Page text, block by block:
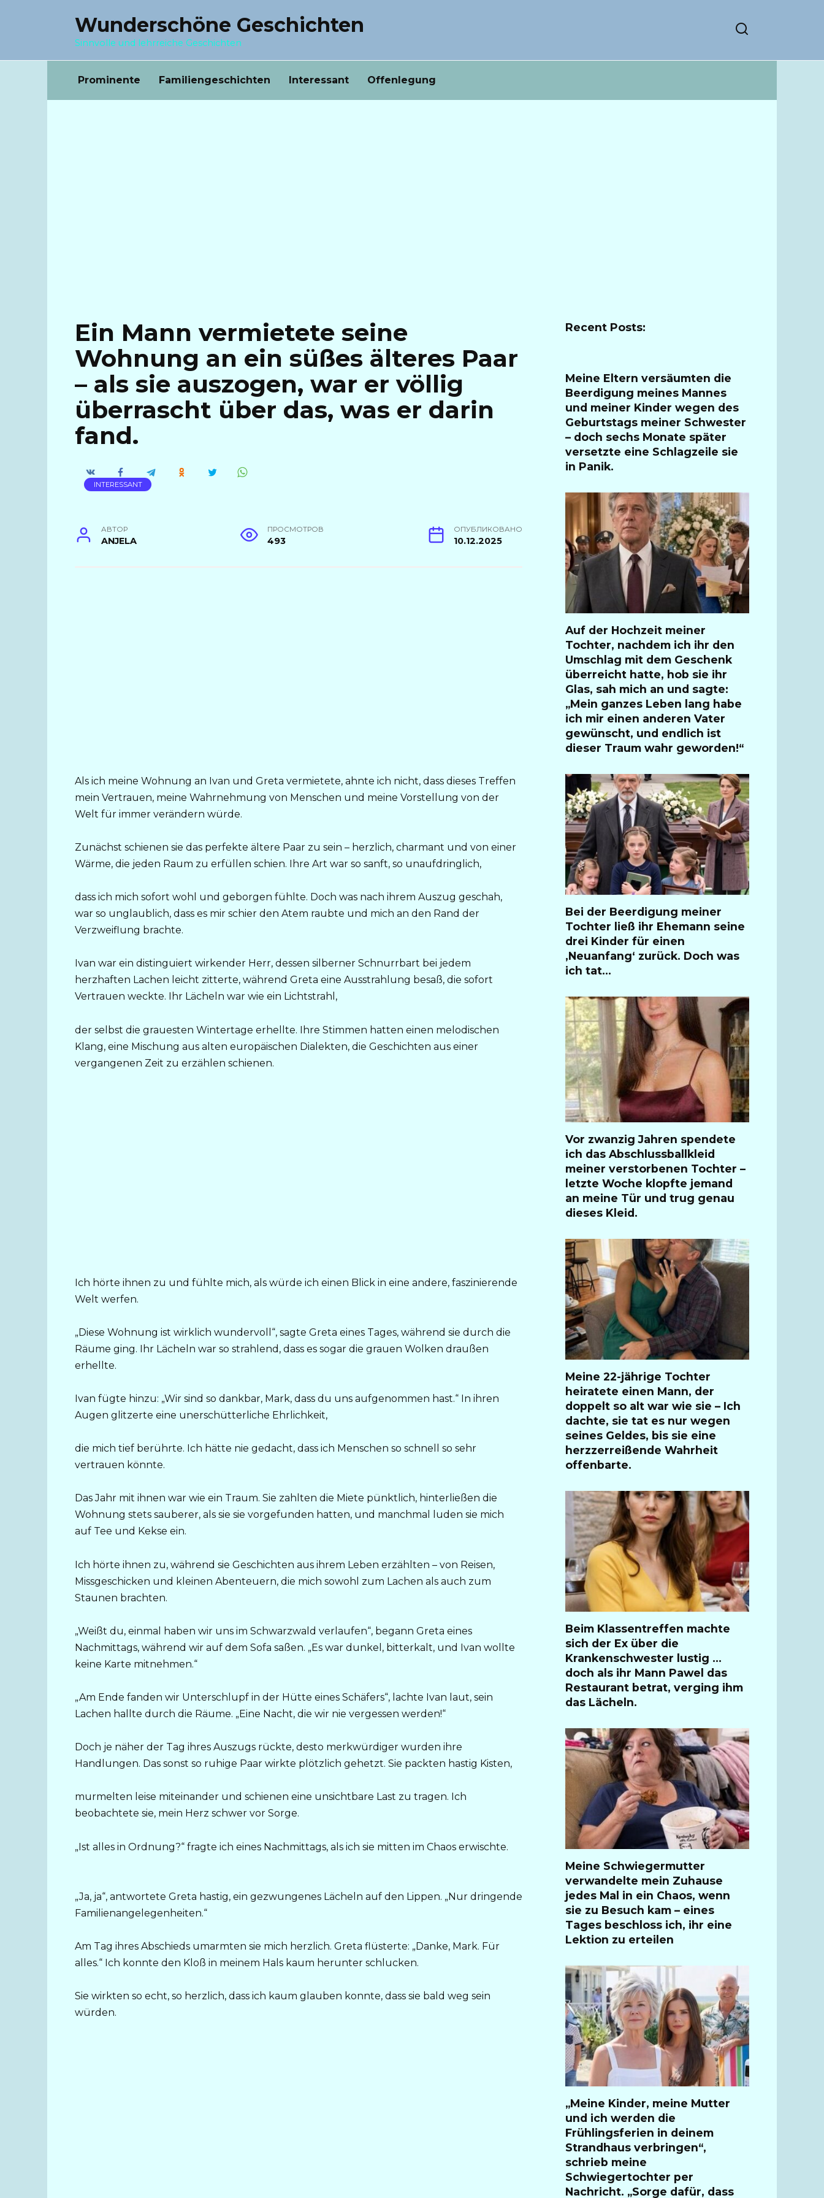
Wunderschöne Geschichten
Sinnvolle und lehrreiche Geschichten
Prominente Familiengeschichten Interessant Offenlegung
Ein Mann vermietete seine
Wohnung an ein süßes älteres Paar
– als sie auszogen, war er völlig
überrascht über das, was er darin
fand.
INTERESSANT
АВТОР
ANJELA
ПРОСМОТРОВ
493
ОПУБЛИКОВАНО
10.12.2025
Als ich meine Wohnung an Ivan und Greta vermietete, ahnte ich nicht, dass dieses Treffen
mein Vertrauen, meine Wahrnehmung von Menschen und meine Vorstellung von der
Welt für immer verändern würde.
Zunächst schienen sie das perfekte ältere Paar zu sein – herzlich, charmant und von einer
Wärme, die jeden Raum zu erfüllen schien. Ihre Art war so sanft, so unaufdringlich,
dass ich mich sofort wohl und geborgen fühlte. Doch was nach ihrem Auszug geschah,
war so unglaublich, dass es mir schier den Atem raubte und mich an den Rand der
Verzweiflung brachte.
Ivan war ein distinguiert wirkender Herr, dessen silberner Schnurrbart bei jedem
herzhaften Lachen leicht zitterte, während Greta eine Ausstrahlung besaß, die sofort
Vertrauen weckte. Ihr Lächeln war wie ein Lichtstrahl,
der selbst die grauesten Wintertage erhellte. Ihre Stimmen hatten einen melodischen
Klang, eine Mischung aus alten europäischen Dialekten, die Geschichten aus einer
vergangenen Zeit zu erzählen schienen.
Ich hörte ihnen zu und fühlte mich, als würde ich einen Blick in eine andere, faszinierende
Welt werfen.
„Diese Wohnung ist wirklich wundervoll“, sagte Greta eines Tages, während sie durch die
Räume ging. Ihr Lächeln war so strahlend, dass es sogar die grauen Wolken draußen
erhellte.
Ivan fügte hinzu: „Wir sind so dankbar, Mark, dass du uns aufgenommen hast.“ In ihren
Augen glitzerte eine unerschütterliche Ehrlichkeit,
die mich tief berührte. Ich hätte nie gedacht, dass ich Menschen so schnell so sehr
vertrauen könnte.
Das Jahr mit ihnen war wie ein Traum. Sie zahlten die Miete pünktlich, hinterließen die
Wohnung stets sauberer, als sie sie vorgefunden hatten, und manchmal luden sie mich
auf Tee und Kekse ein.
Ich hörte ihnen zu, während sie Geschichten aus ihrem Leben erzählten – von Reisen,
Missgeschicken und kleinen Abenteuern, die mich sowohl zum Lachen als auch zum
Staunen brachten.
„Weißt du, einmal haben wir uns im Schwarzwald verlaufen“, begann Greta eines
Nachmittags, während wir auf dem Sofa saßen. „Es war dunkel, bitterkalt, und Ivan wollte
keine Karte mitnehmen.“
„Am Ende fanden wir Unterschlupf in der Hütte eines Schäfers“, lachte Ivan laut, sein
Lachen hallte durch die Räume. „Eine Nacht, die wir nie vergessen werden!“
Doch je näher der Tag ihres Auszugs rückte, desto merkwürdiger wurden ihre
Handlungen. Das sonst so ruhige Paar wirkte plötzlich gehetzt. Sie packten hastig Kisten,
murmelten leise miteinander und schienen eine unsichtbare Last zu tragen. Ich
beobachtete sie, mein Herz schwer vor Sorge.
„Ist alles in Ordnung?“ fragte ich eines Nachmittags, als ich sie mitten im Chaos erwischte.
„Ja, ja“, antwortete Greta hastig, ein gezwungenes Lächeln auf den Lippen. „Nur dringende
Familienangelegenheiten.“
Am Tag ihres Abschieds umarmten sie mich herzlich. Greta flüsterte: „Danke, Mark. Für
alles.“ Ich konnte den Kloß in meinem Hals kaum herunter schlucken.
Sie wirkten so echt, so herzlich, dass ich kaum glauben konnte, dass sie bald weg sein
würden.
Recent Posts:
Meine Eltern versäumten die
Beerdigung meines Mannes
und meiner Kinder wegen des
Geburtstags meiner Schwester
– doch sechs Monate später
versetzte eine Schlagzeile sie
in Panik.
Auf der Hochzeit meiner
Tochter, nachdem ich ihr den
Umschlag mit dem Geschenk
überreicht hatte, hob sie ihr
Glas, sah mich an und sagte:
„Mein ganzes Leben lang habe
ich mir einen anderen Vater
gewünscht, und endlich ist
dieser Traum wahr geworden!“
Bei der Beerdigung meiner
Tochter ließ ihr Ehemann seine
drei Kinder für einen
‚Neuanfang‘ zurück. Doch was
ich tat…
Vor zwanzig Jahren spendete
ich das Abschlussballkleid
meiner verstorbenen Tochter –
letzte Woche klopfte jemand
an meine Tür und trug genau
dieses Kleid.
Meine 22-jährige Tochter
heiratete einen Mann, der
doppelt so alt war wie sie – Ich
dachte, sie tat es nur wegen
seines Geldes, bis sie eine
herzzerreißende Wahrheit
offenbarte.
Beim Klassentreffen machte
sich der Ex über die
Krankenschwester lustig …
doch als ihr Mann Pawel das
Restaurant betrat, verging ihm
das Lächeln.
Meine Schwiegermutter
verwandelte mein Zuhause
jedes Mal in ein Chaos, wenn
sie zu Besuch kam – eines
Tages beschloss ich, ihr eine
Lektion zu erteilen
„Meine Kinder, meine Mutter
und ich werden die
Frühlingsferien in deinem
Strandhaus verbringen“,
schrieb meine
Schwiegertochter per
Nachricht. „Sorge dafür, dass